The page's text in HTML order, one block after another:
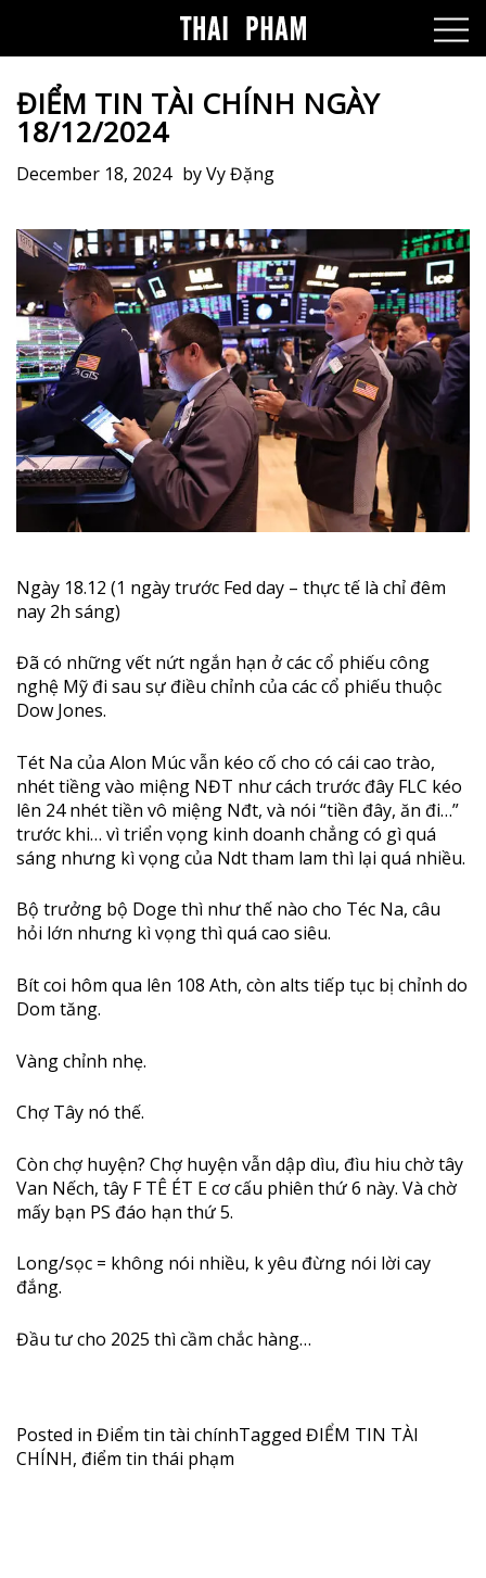
ĐIỂM TIN TÀI CHÍNH NGÀY
18/12/2024
December 18, 2024 byVy Đặng
Ngày 18.12 (1 ngày trước Fed day – thực tế là chỉ đêm
nay 2h sáng)
Đã có những vết nứt ngắn hạn ở các cổ phiếu công
nghệ Mỹ đi sau sự điều chỉnh của các cổ phiếu thuộc
Dow Jones.
Tét Na của Alon Múc vẫn kéo cố cho có cái cao trào,
nhét tiềng vào miệng NĐT như cách trước đây FLC kéo
lên 24 nhét tiền vô miệng Nđt, và nói “tiền đây, ăn đi…”
trước khi… vì triển vọng kinh doanh chẳng có gì quá
sáng nhưng kì vọng của Ndt tham lam thì lại quá nhiều.
Bộ trưởng bộ Doge thì như thế nào cho Téc Na, câu
hỏi lớn nhưng kì vọng thì quá cao siêu.
Bít coi hôm qua lên 108 Ath, còn alts tiếp tục bị chỉnh do
Dom tăng.
Vàng chỉnh nhẹ.
Chợ Tây nó thế.
Còn chợ huyện? Chợ huyện vẫn dập dìu, đìu hiu chờ tây
Van Nếch, tây F TÊ ÉT E cơ cấu phiên thứ 6 này. Và chờ
mấy bạn PS đáo hạn thứ 5.
Long/sọc = không nói nhiều, k yêu đừng nói lời cay
đắng.
Đầu tư cho 2025 thì cầm chắc hàng…
Posted in Điểm tin tài chínhTagged ĐIỂM TIN TÀI
CHÍNH, điểm tin thái phạm